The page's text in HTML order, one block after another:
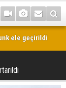
ele geçirildi